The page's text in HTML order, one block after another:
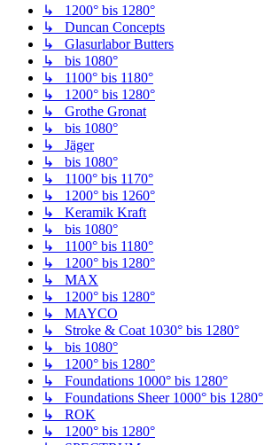
↳ 1200° bis 1280°
↳ Duncan Concepts
↳ Glasurlabor Butters
↳ bis 1080°
↳ 1100° bis 1180°
↳ 1200° bis 1280°
↳ Grothe Gronat
↳ bis 1080°
↳ Jäger
↳ bis 1080°
↳ 1100° bis 1170°
↳ 1200° bis 1260°
↳ Keramik Kraft
↳ bis 1080°
↳ 1100° bis 1180°
↳ 1200° bis 1280°
↳ MAX
↳ 1200° bis 1280°
↳ MAYCO
↳ Stroke & Coat 1030° bis 1280°
↳ bis 1080°
↳ 1200° bis 1280°
↳ Foundations 1000° bis 1280°
↳ Foundations Sheer 1000° bis 1280°
↳ ROK
↳ 1200° bis 1280°